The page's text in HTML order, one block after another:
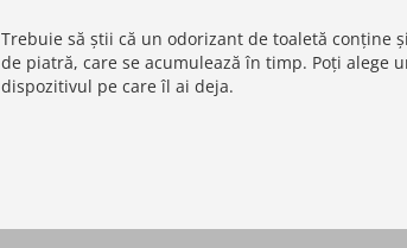
Trebuie să știi că un odorizant de toaletă conține
de piatră, care se acumulează în timp. Poți
dispozitivul pe care îl ai deja.